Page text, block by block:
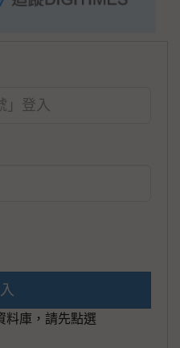
料庫，請先點選